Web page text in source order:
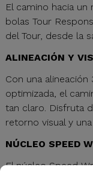
El camino hacia
bolas Tour
del Tour, desde la
ALINEACIÓN Y
Con una
optimizada, el
tan claro. Disfruta
retorno visual y
NÚCLEO SPEED
El núcleo Speed